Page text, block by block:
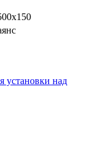
установки над